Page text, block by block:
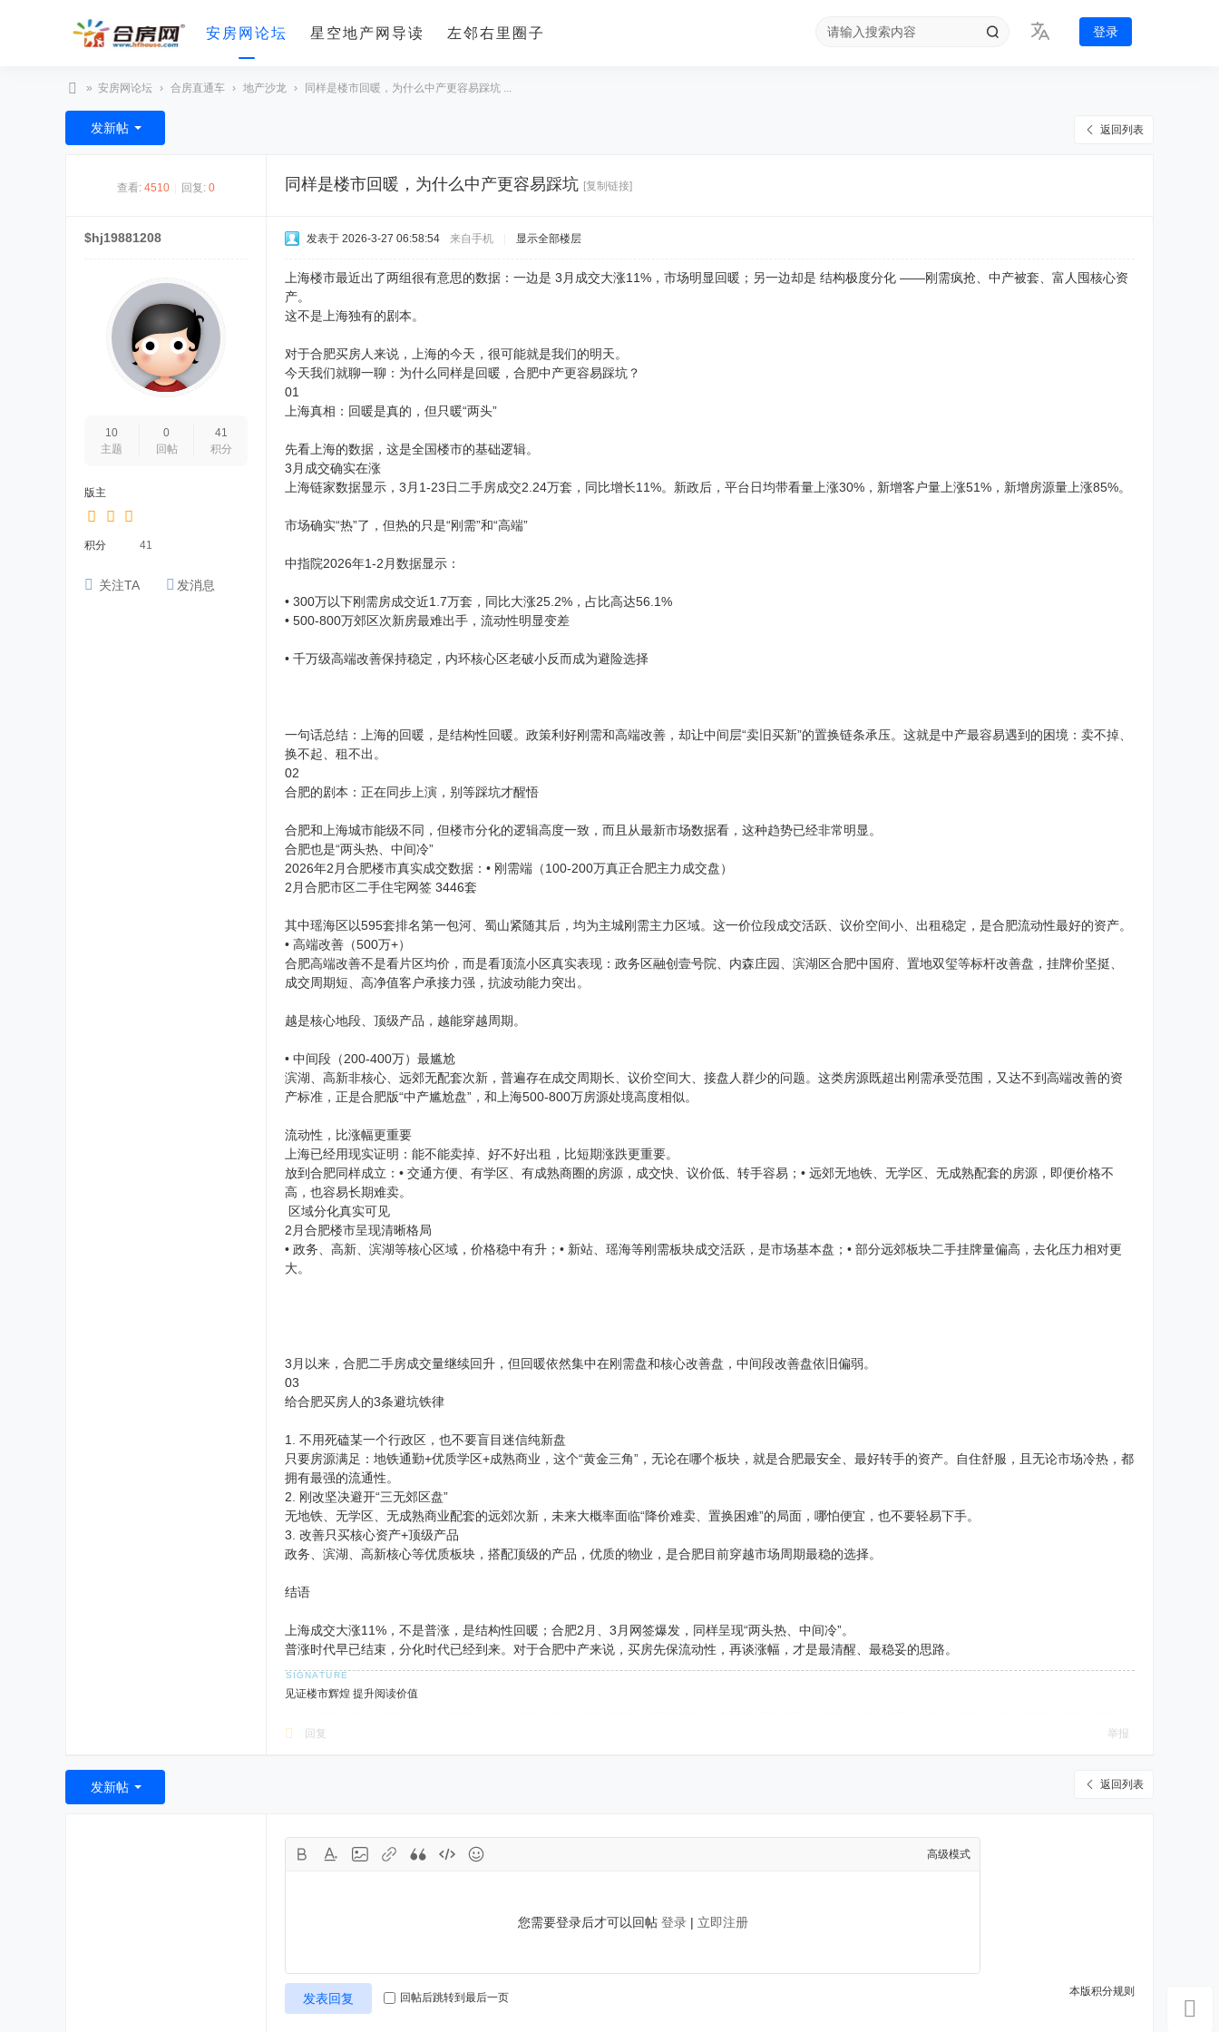
安房网论坛 星空地产网导读 左邻右里圈子 登录
合
房
» 安房网论坛 › 合房直通车 › 地产沙龙 › 同样是楼市回暖，为什么中产更容易踩坑 ...
返回列表
发新帖
查看: 4510 回复: 0 同样是楼市回暖，为什么中产更容易踩坑 [复制链接]
$hj19881208
10
主题
0
回帖
41
积分
版主
积分 41
关注TA 发消息
发表于 2026-3-27 06:58:54 来自手机 显示全部楼层
上海楼市最近出了两组很有意思的数据：一边是 3月成交大涨11%，市场明显回暖；另一边却是 结构极度分化 ——刚需疯抢、中产被套、富人囤核心资
产。
这不是上海独有的剧本。
对于合肥买房人来说，上海的今天，很可能就是我们的明天。
今天我们就聊一聊：为什么同样是回暖，合肥中产更容易踩坑？
01
上海真相：回暖是真的，但只暖“两头”
先看上海的数据，这是全国楼市的基础逻辑。
3月成交确实在涨
上海链家数据显示，3月1-23日二手房成交2.24万套，同比增长11%。新政后，平台日均带看量上涨30%，新增客户量上涨51%，新增房源量上涨85%。
市场确实“热”了，但热的只是“刚需”和“高端”
中指院2026年1-2月数据显示：
• 300万以下刚需房成交近1.7万套，同比大涨25.2%，占比高达56.1%
• 500-800万郊区次新房最难出手，流动性明显变差
• 千万级高端改善保持稳定，内环核心区老破小反而成为避险选择
一句话总结：上海的回暖，是结构性回暖。政策利好刚需和高端改善，却让中间层“卖旧买新”的置换链条承压。这就是中产最容易遇到的困境：卖不掉、
换不起、租不出。
02
合肥的剧本：正在同步上演，别等踩坑才醒悟
合肥和上海城市能级不同，但楼市分化的逻辑高度一致，而且从最新市场数据看，这种趋势已经非常明显。
合肥也是“两头热、中间冷”
2026年2月合肥楼市真实成交数据：• 刚需端（100-200万真正合肥主力成交盘）
2月合肥市区二手住宅网签 3446套
其中瑶海区以595套排名第一包河、蜀山紧随其后，均为主城刚需主力区域。这一价位段成交活跃、议价空间小、出租稳定，是合肥流动性最好的资产。
• 高端改善（500万+）
合肥高端改善不是看片区均价，而是看顶流小区真实表现：政务区融创壹号院、内森庄园、滨湖区合肥中国府、置地双玺等标杆改善盘，挂牌价坚挺、
成交周期短、高净值客户承接力强，抗波动能力突出。
越是核心地段、顶级产品，越能穿越周期。
• 中间段（200-400万）最尴尬
滨湖、高新非核心、远郊无配套次新，普遍存在成交周期长、议价空间大、接盘人群少的问题。这类房源既超出刚需承受范围，又达不到高端改善的资
产标准，正是合肥版“中产尴尬盘”，和上海500-800万房源处境高度相似。
流动性，比涨幅更重要
上海已经用现实证明：能不能卖掉、好不好出租，比短期涨跌更重要。
放到合肥同样成立：• 交通方便、有学区、有成熟商圈的房源，成交快、议价低、转手容易；• 远郊无地铁、无学区、无成熟配套的房源，即便价格不
高，也容易长期难卖。
区域分化真实可见
2月合肥楼市呈现清晰格局
• 政务、高新、滨湖等核心区域，价格稳中有升；• 新站、瑶海等刚需板块成交活跃，是市场基本盘；• 部分远郊板块二手挂牌量偏高，去化压力相对更
大。
3月以来，合肥二手房成交量继续回升，但回暖依然集中在刚需盘和核心改善盘，中间段改善盘依旧偏弱。
03
给合肥买房人的3条避坑铁律
1. 不用死磕某一个行政区，也不要盲目迷信纯新盘
只要房源满足：地铁通勤+优质学区+成熟商业，这个“黄金三角”，无论在哪个板块，就是合肥最安全、最好转手的资产。自住舒服，且无论市场冷热，都
拥有最强的流通性。
2. 刚改坚决避开“三无郊区盘”
无地铁、无学区、无成熟商业配套的远郊次新，未来大概率面临“降价难卖、置换困难”的局面，哪怕便宜，也不要轻易下手。
3. 改善只买核心资产+顶级产品
政务、滨湖、高新核心等优质板块，搭配顶级的产品，优质的物业，是合肥目前穿越市场周期最稳的选择。
结语
上海成交大涨11%，不是普涨，是结构性回暖；合肥2月、3月网签爆发，同样呈现“两头热、中间冷”。
普涨时代早已结束，分化时代已经到来。对于合肥中产来说，买房先保流动性，再谈涨幅，才是最清醒、最稳妥的思路。
见证楼市辉煌 提升阅读价值
回复 举报
返回列表
发新帖
高级模式
您需要登录后才可以回帖 登录| 立即注册
本版积分规则
发表回复 回帖后跳转到最后一页